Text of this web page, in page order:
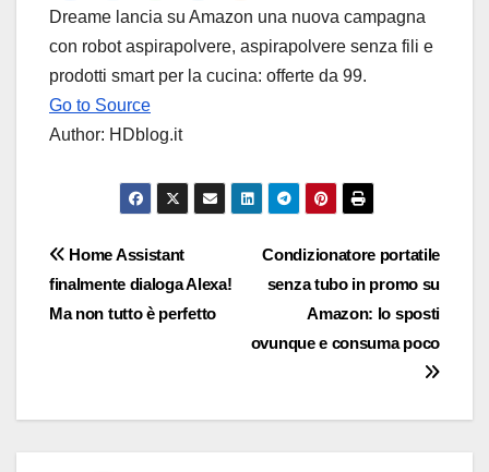
Dreame lancia su Amazon una nuova campagna
con robot aspirapolvere, aspirapolvere senza fili e
prodotti smart per la cucina: offerte da 99.
Go to Source
Author: HDblog.it
Navigazione
articoli
Condizionatore portatile
senza tubo in promo su
Amazon: lo sposti
ovunque e consuma poco
Home Assistant
finalmente dialoga Alexa!
Ma non tutto è perfetto